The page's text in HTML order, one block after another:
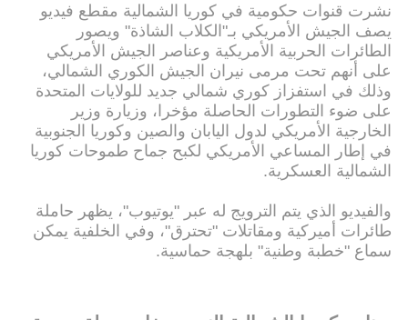
نشرت قنوات حكومية في كوريا الشمالية مقطع فيديو
يصف الجيش الأمريكي بـ"الكلاب الشاذة" ويصور
الطائرات الحربية الأمريكية وعناصر الجيش الأمريكي
على أنهم تحت مرمى نيران الجيش الكوري الشمالي،
وذلك في استفزاز كوري شمالي جديد للولايات المتحدة
على ضوء التطورات الحاصلة مؤخرا، وزيارة وزير
الخارجية الأمريكي لدول اليابان والصين وكوريا الجنوبية
في إطار المساعي الأمريكي لكبح جماح طموحات كوريا
الشمالية العسكرية.
والفيديو الذي يتم الترويج له عبر "يوتيوب"، يظهر حاملة
طائرات أميركية ومقاتلات "تحترق"، وفي الخلفية يمكن
سماع "خطبة وطنية" بلهجة حماسية.